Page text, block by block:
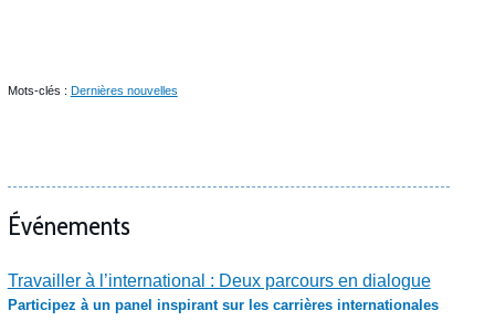
Mots-clés : Dernières nouvelles
Événements
Travailler à l’international : Deux parcours en dialogue
Participez à un panel inspirant sur les carrières internationales